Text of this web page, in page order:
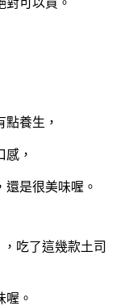
養生，
，
是很美味喔。
，吃了這幾款土司
喔。